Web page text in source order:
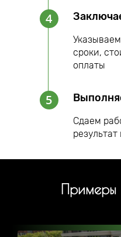
4
сроки,
оплаты
5
Сдаем
Примеры